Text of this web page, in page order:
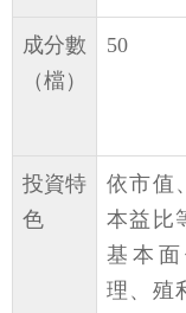
成分數
（檔）
50
投資特
色
依市值
本益比
基本
理、殖